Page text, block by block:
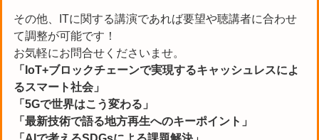
その他、ITに関する講演であれば要望や聴講者に合わせ
て調整が可能です！
お気軽にお問合せくださいませ。
「IoT+ブロックチェーンで実現するキャッシュレスによ
るスマート社会」
「5Gで世界はこう変わる」
「最新技術で語る地方再生へのキーポイント」